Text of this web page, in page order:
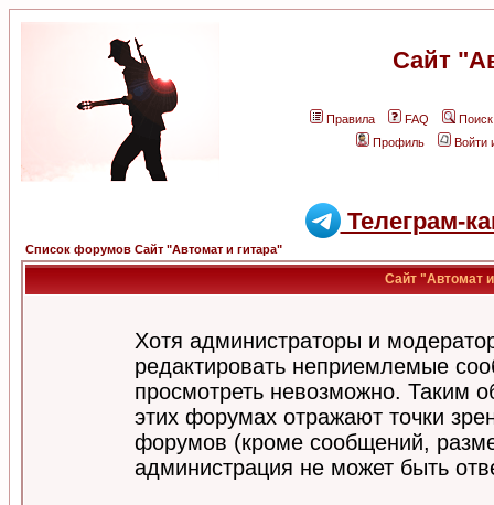
Сайт
Правила FAQ
Поиск
Профиль
Войти
Телеграм-
Список форумов Сайт "Автомат и гитара"
Сайт "Автомат и
Хотя администраторы и
редактировать неприемлемые
просмотреть невозможно. Таким
этих форумах отражают точки
форумов (кроме сообщений,
администрация не может быть